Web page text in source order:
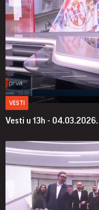
VESTI
Vesti u 13h - 04.03.2026.